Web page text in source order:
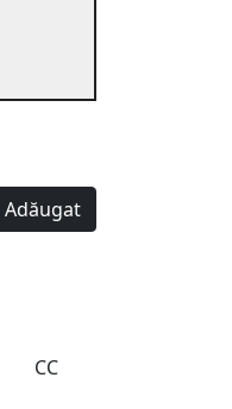
Adăugat
CC